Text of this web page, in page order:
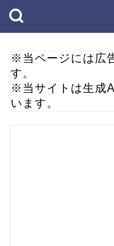
※当ページには広
す。
※当サイトは生成
います。